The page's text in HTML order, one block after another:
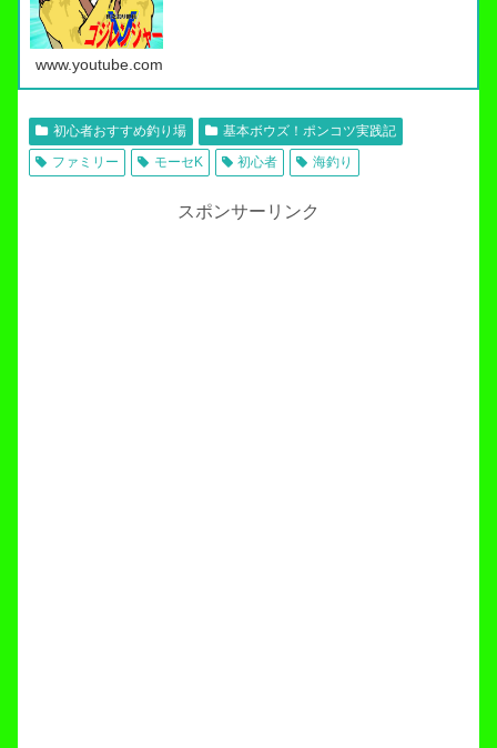
www.youtube.com
初心者おすすめ釣り場
基本ボウズ！ポンコツ実践記
ファミリー
モーセK 初心者 海釣り
スポンサーリンク